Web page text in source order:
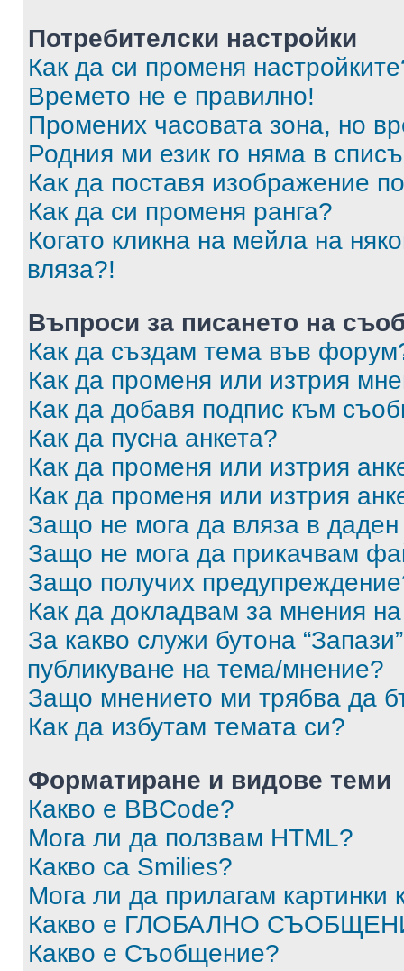
Потребителски настройки
Как да си променя
Времето не е правилно!
Промених часовата зона, но
Родния ми език го няма в
Как да поставя изображение
Как да си променя ранга?
Когато кликна на мейла на
вляза?!
Въпроси за писането на
Как да създам тема във
Как да променя или изтрия
Как да добавя подпис към
Как да пусна анкета?
Как да променя или изтрия
Как да променя или изтрия
Защо не мога да вляза в
Защо не мога да прикачвам
Защо получих
Как да докладвам за мнения
За какво служи бутона
публикуване на тема/мнение?
Защо мнението ми трябва да
Как да избутам темата си?
Форматиране и видове теми
Какво е BBCode?
Мога ли да ползвам HTML?
Какво са Smilies?
Мога ли да прилагам
Какво е ГЛОБАЛНО
Какво е Съобщение?